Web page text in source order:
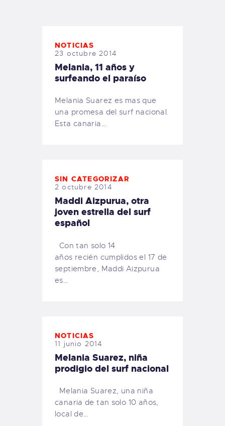
NOTICIAS
23 octubre 2014
Melania, 11 años y
surfeando el paraíso
Melania Suarez es mas que
una promesa del surf nacional.
Esta canaria…
SIN CATEGORIZAR
2 octubre 2014
Maddi Aizpurua, otra
joven estrella del surf
español
Con tan solo 14
años recién cumplidos el 17 de
septiembre, Maddi Aizpurua
es…
NOTICIAS
11 junio 2014
Melania Suarez, niña
prodigio del surf nacional
Melania Suarez, una niña
canaria de tan solo 10 años,
local de…